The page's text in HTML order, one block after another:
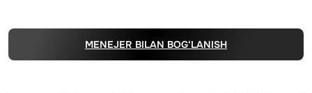
MENEJER BILAN BOG‘LANISH